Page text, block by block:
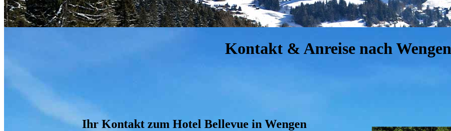
Kontakt & Anreise nach Wengen
Ihr Kontakt zum Hotel Bellevue in Wengen